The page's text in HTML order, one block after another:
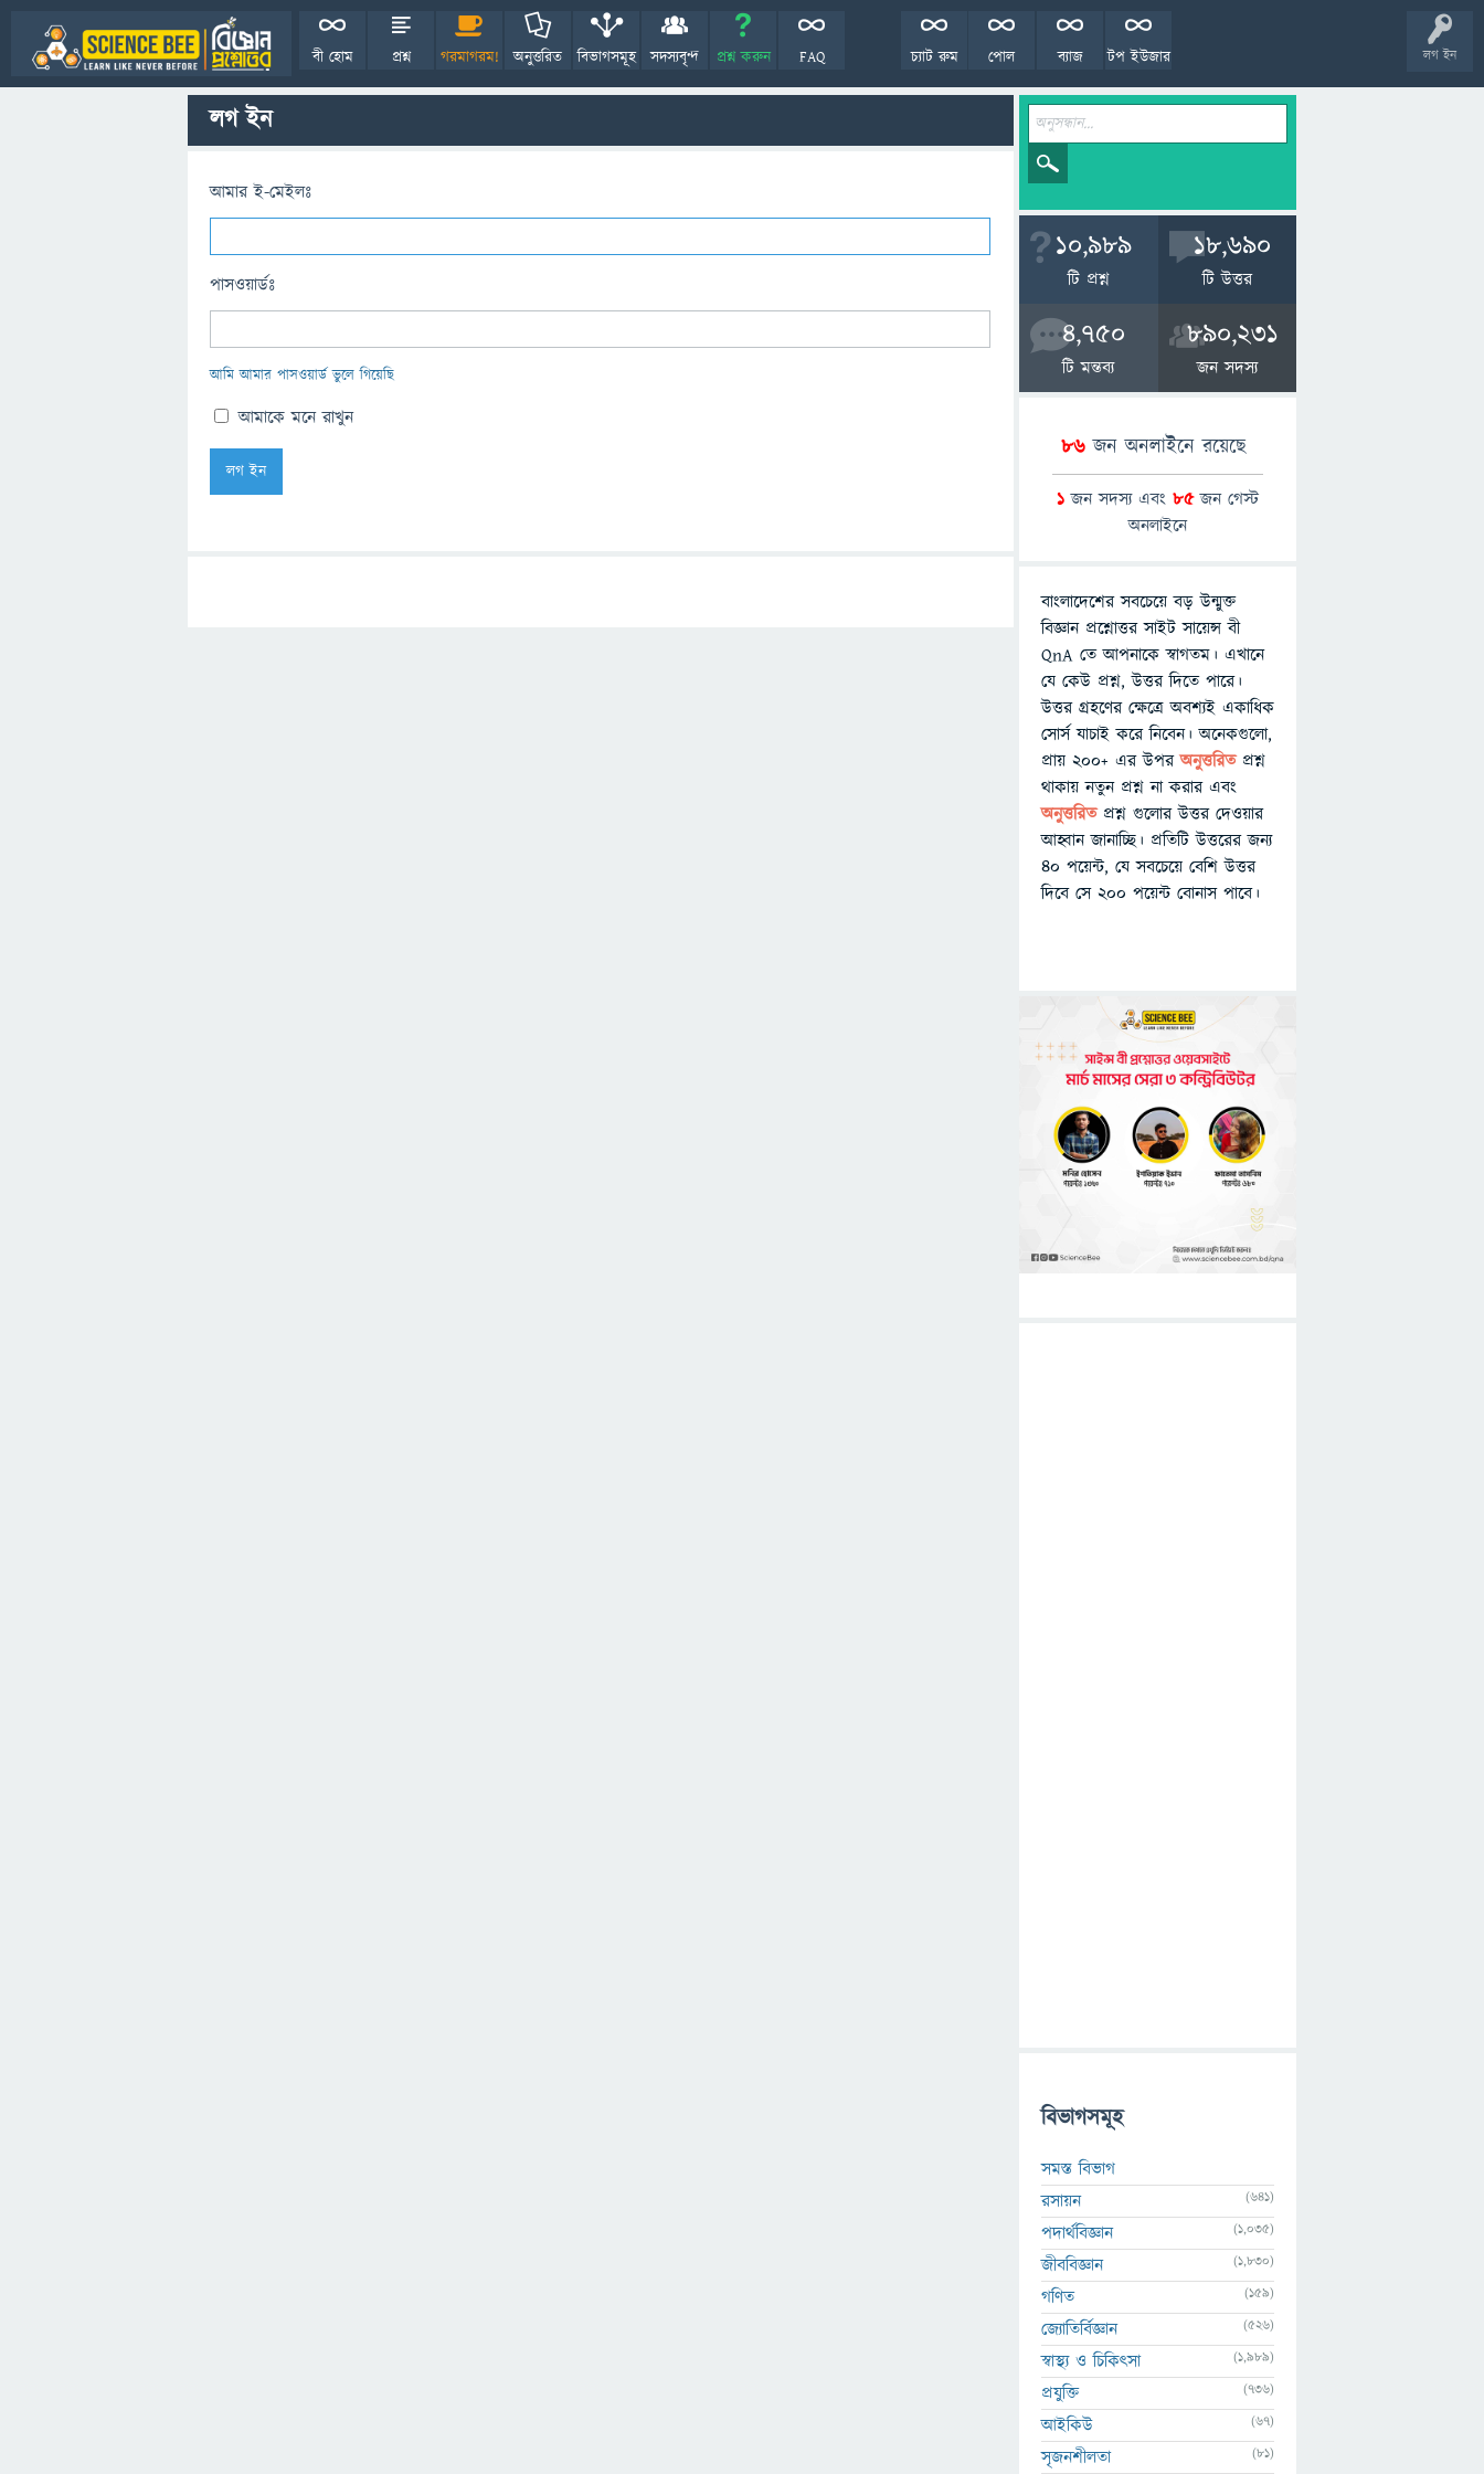
লগ ইন
বী হোম প্রশ্ন গরমাগরম! অনুত্তরিত বিভাগসমূহ সদস্যবৃন্দ প্রশ্ন করুন FAQ টপ ইউজার
ব্যাজ
পোল
চ্যাট রুম
লগ ইন
আমার ই-মেইলঃ
পাসওয়ার্ডঃ
আমি আমার পাসওয়ার্ড ভুলে গিয়েছি
আমাকে মনে রাখুন
10,989
টি প্রশ্ন
18,690
টি উত্তর
4,750
টি মন্তব্য
890,231
জন সদস্য
86জন অনলাইনে রয়েছে
1 জন সদস্য এবং 85জন গেস্ট
অনলাইনে
বাংলাদেশের সবচেয়ে বড় উন্মুক্ত
বিজ্ঞান প্রশ্নোত্তর সাইট সায়েন্স বী
QnA তে আপনাকে স্বাগতম। এখানে
যে কেউ প্রশ্ন, উত্তর দিতে পারে।
উত্তর গ্রহণের ক্ষেত্রে অবশ্যই একাধিক
সোর্স যাচাই করে নিবেন। অনেকগুলো,
প্রায় ২০০+ এর উপরঅনুত্তরিতপ্রশ্ন
থাকায় নতুন প্রশ্ন না করার এবং
অনুত্তরিত প্রশ্ন গুলোর উত্তর দেওয়ার
আহ্বান জানাচ্ছি। প্রতিটি উত্তরের জন্য
৪০ পয়েন্ট, যে সবচেয়ে বেশি উত্তর
দিবে সে ২০০ পয়েন্ট বোনাস পাবে।
বিভাগসমূহ
সমস্ত বিভাগ
রসায়ন
(641)
পদার্থবিজ্ঞান (1,035)
জীববিজ্ঞান (1,830)
গণিত (159)
জ্যোতির্বিজ্ঞান (526)
স্বাস্থ্য ও চিকিৎসা (1,989)
প্রযুক্তি (736)
আইকিউ (67)
সৃজনশীলতা (81)